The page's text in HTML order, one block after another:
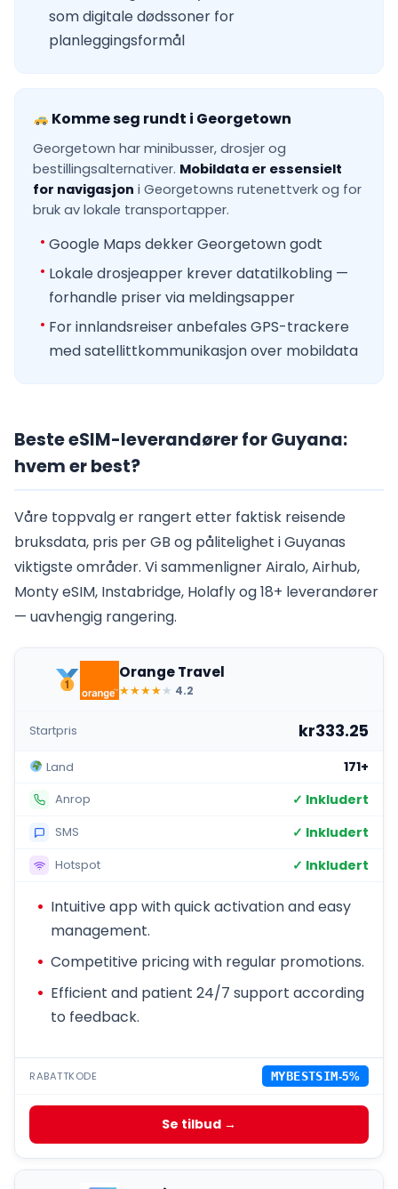
som digitale dødssoner for
planleggingsformål
Komme seg rundt i Georgetown
Georgetown har minibusser, drosjer og
bestillingsalternativer. Mobildata er essensielt
for navigasjon i Georgetowns rutenettverk og for
bruk av lokale transportapper.
Google Maps dekker Georgetown godt
Lokale drosjeapper krever datatilkobling —
forhandle priser via meldingsapper
For innlandsreiser anbefales GPS-trackere
med satellittkommunikasjon over mobildata
Beste eSIM-leverandører for Guyana:
hvem er best?
Våre toppvalg er rangert etter faktisk reisende
bruksdata, pris per GB og pålitelighet i Guyanas
viktigste områder. Vi sammenligner Airalo, Airhub,
Monty eSIM, Instabridge, Holafly og 18+ leverandører
— uavhengig rangering.
Orange Travel
★★★★★ 4.2
Startpris kr333.25
Land 171+
Anrop ✓ Inkludert
SMS ✓ Inkludert
Hotspot ✓ Inkludert
Intuitive app with quick activation and easy
management.
Competitive pricing with regular promotions.
Efficient and patient 24/7 support according
to feedback.
RABATTKODE MYBESTSIM-5%
Se tilbud →